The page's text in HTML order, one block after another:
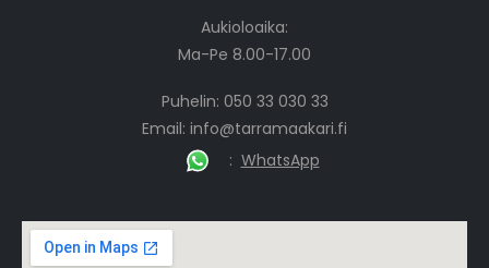
Aukioloaika:
Ma-Pe 8.00-17.00
Puhelin: 050 33 030 33
Email: info@tarramaakari.fi
: WhatsApp